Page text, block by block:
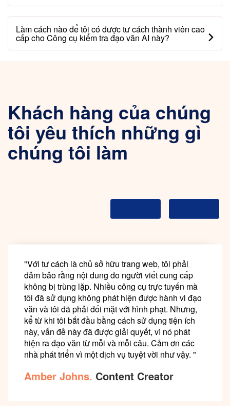
Làm cách nào để tôi có được tư cách thành viên cao
cấp cho Công cụ kiểm tra đạo văn AI này?
Khách hàng của chúng
tôi yêu thích những gì
chúng tôi làm
"Với tư cách là chủ sở hữu trang web, tôi phải
đảm bảo rằng nội dung do người viết cung cấp
không bị trùng lặp. Nhiều công cụ trực tuyến mà
tôi đã sử dụng không phát hiện được hành vi đạo
văn và tôi đã phải đối mặt với hình phạt. Nhưng,
kể từ khi tôi bắt đầu bằng cách sử dụng tiện ích
này, vấn đề này đã được giải quyết, vì nó phát
hiện ra đạo văn từ mỗi và mỗi câu. Cảm ơn các
nhà phát triển vì một dịch vụ tuyệt vời như vậy. "
Amber Johns. Content Creator